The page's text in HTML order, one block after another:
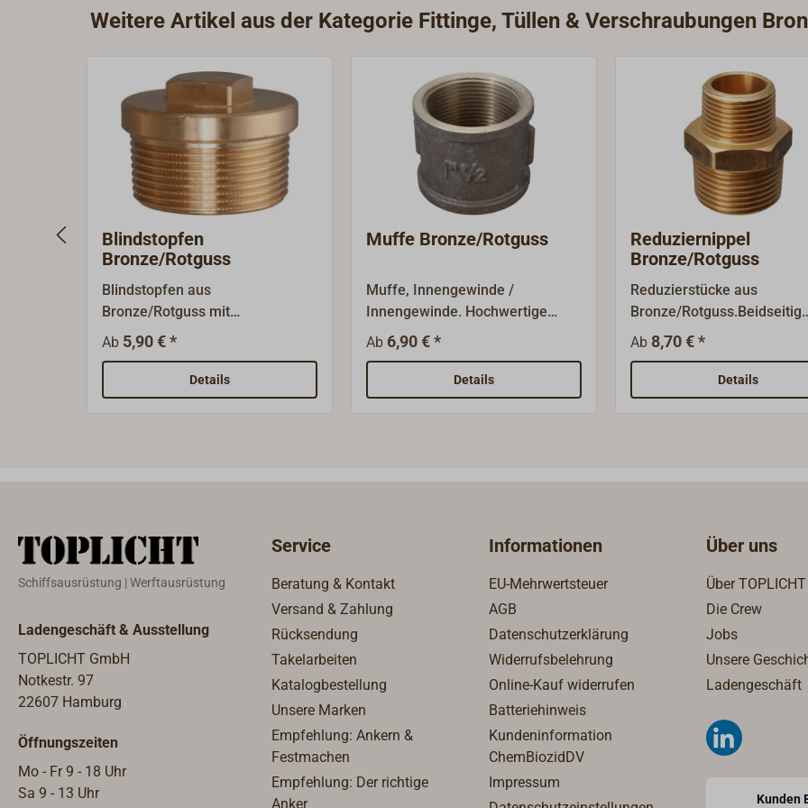
Weitere Artikel aus der Kategorie Fittinge, Tüllen & Verschraubungen
Blindstopfen
Bronze/Rotguss
Blindstopfen aus
Bronze/Rotguss mit
Außengewinde.Die Nenngrößen
sind Gewindegrößen (BSP) und
bezeichnen nicht den
Gewindedurchmesser.
Ab 5,90 € *
Details
Muffe Bronze/Rotguss
Muffe, Innengewinde /
Innengewinde. Hochwertige
Fittinge aus Bronze/Rotguss.Die
Nenngrößen sind
Gewindegrößen (BSP) und
bezeichnen nicht den
Ab 6,90 € *
Details
Reduziernippel
Bronze/Rotguss
Reduzierstücke aus
Bronze/Rotguss.Beidseitig
Außengewinde BSP
(Gewindegrößen sind
Nenngrößen, nicht
Durchmesser).
Ab 8,70 € *
Details
Schiffsausrüstung | Werftausrüstung
Ladengeschäft & Ausstellung
TOPLICHT GmbH
Notkestr. 97
22607 Hamburg
Öffnungszeiten
Mo - Fr 9 - 18 Uhr
Sa 9 - 13 Uhr
Service
Beratung & Kontakt
Versand & Zahlung
Rücksendung
Takelarbeiten
Katalogbestellung
Unsere Marken
Empfehlung: Ankern &
Festmachen
Empfehlung: Der richtige
Anker
Informationen
EU-Mehrwertsteuer
AGB
Datenschutzerklärung
Widerrufsbelehrung
Online-Kauf widerrufen
Batteriehinweis
Kundeninformation
ChemBiozidDV
Impressum
Über uns
Über TOPLICHT
Die Crew
Jobs
Unsere
Ladengeschäft
Kunden